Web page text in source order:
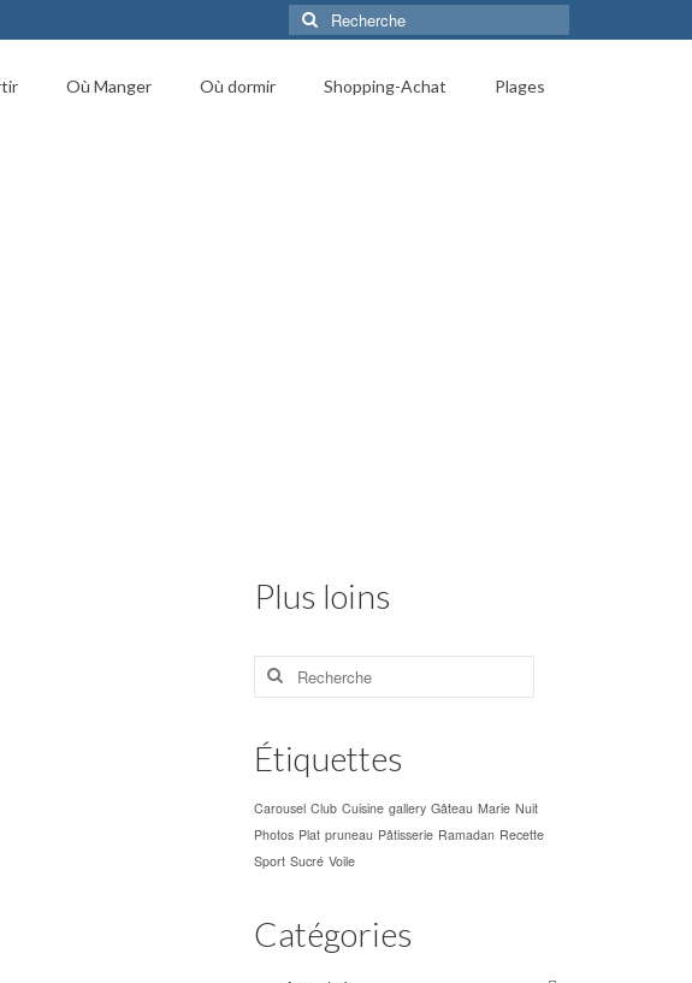
Rechercher
:
Où Manger Où dormir Shopping-Achat Plages
Plus loins
Rechercher
Étiquettes
Carousel Club Cuisine gallery Gâteau Marie Nuit
Photos Plat pruneau Pâtisserie Ramadan Recette
Sport Sucré Voile
Catégories